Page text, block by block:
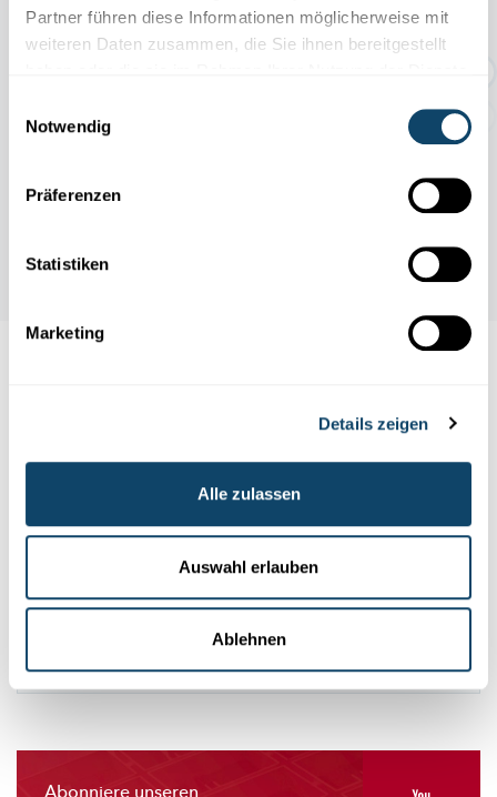
Partner führen diese Informationen möglicherweise mit
weiteren Daten zusammen, die Sie ihnen bereitgestellt
Notwendig
Präferenzen
Statistiken
Marketing
Details zeigen
Alle zulassen
Auswahl erlauben
Ablehnen
TEMPORÄRE AUSSTELLUNG:
Geschichten rund um den Abf...
Diese Plugins sind ausgeblendet, weil Sie
Netzwerken abgelehnt haben. Um sie zu
sehen, ändern Sie bitte Ihre Einstellungen.